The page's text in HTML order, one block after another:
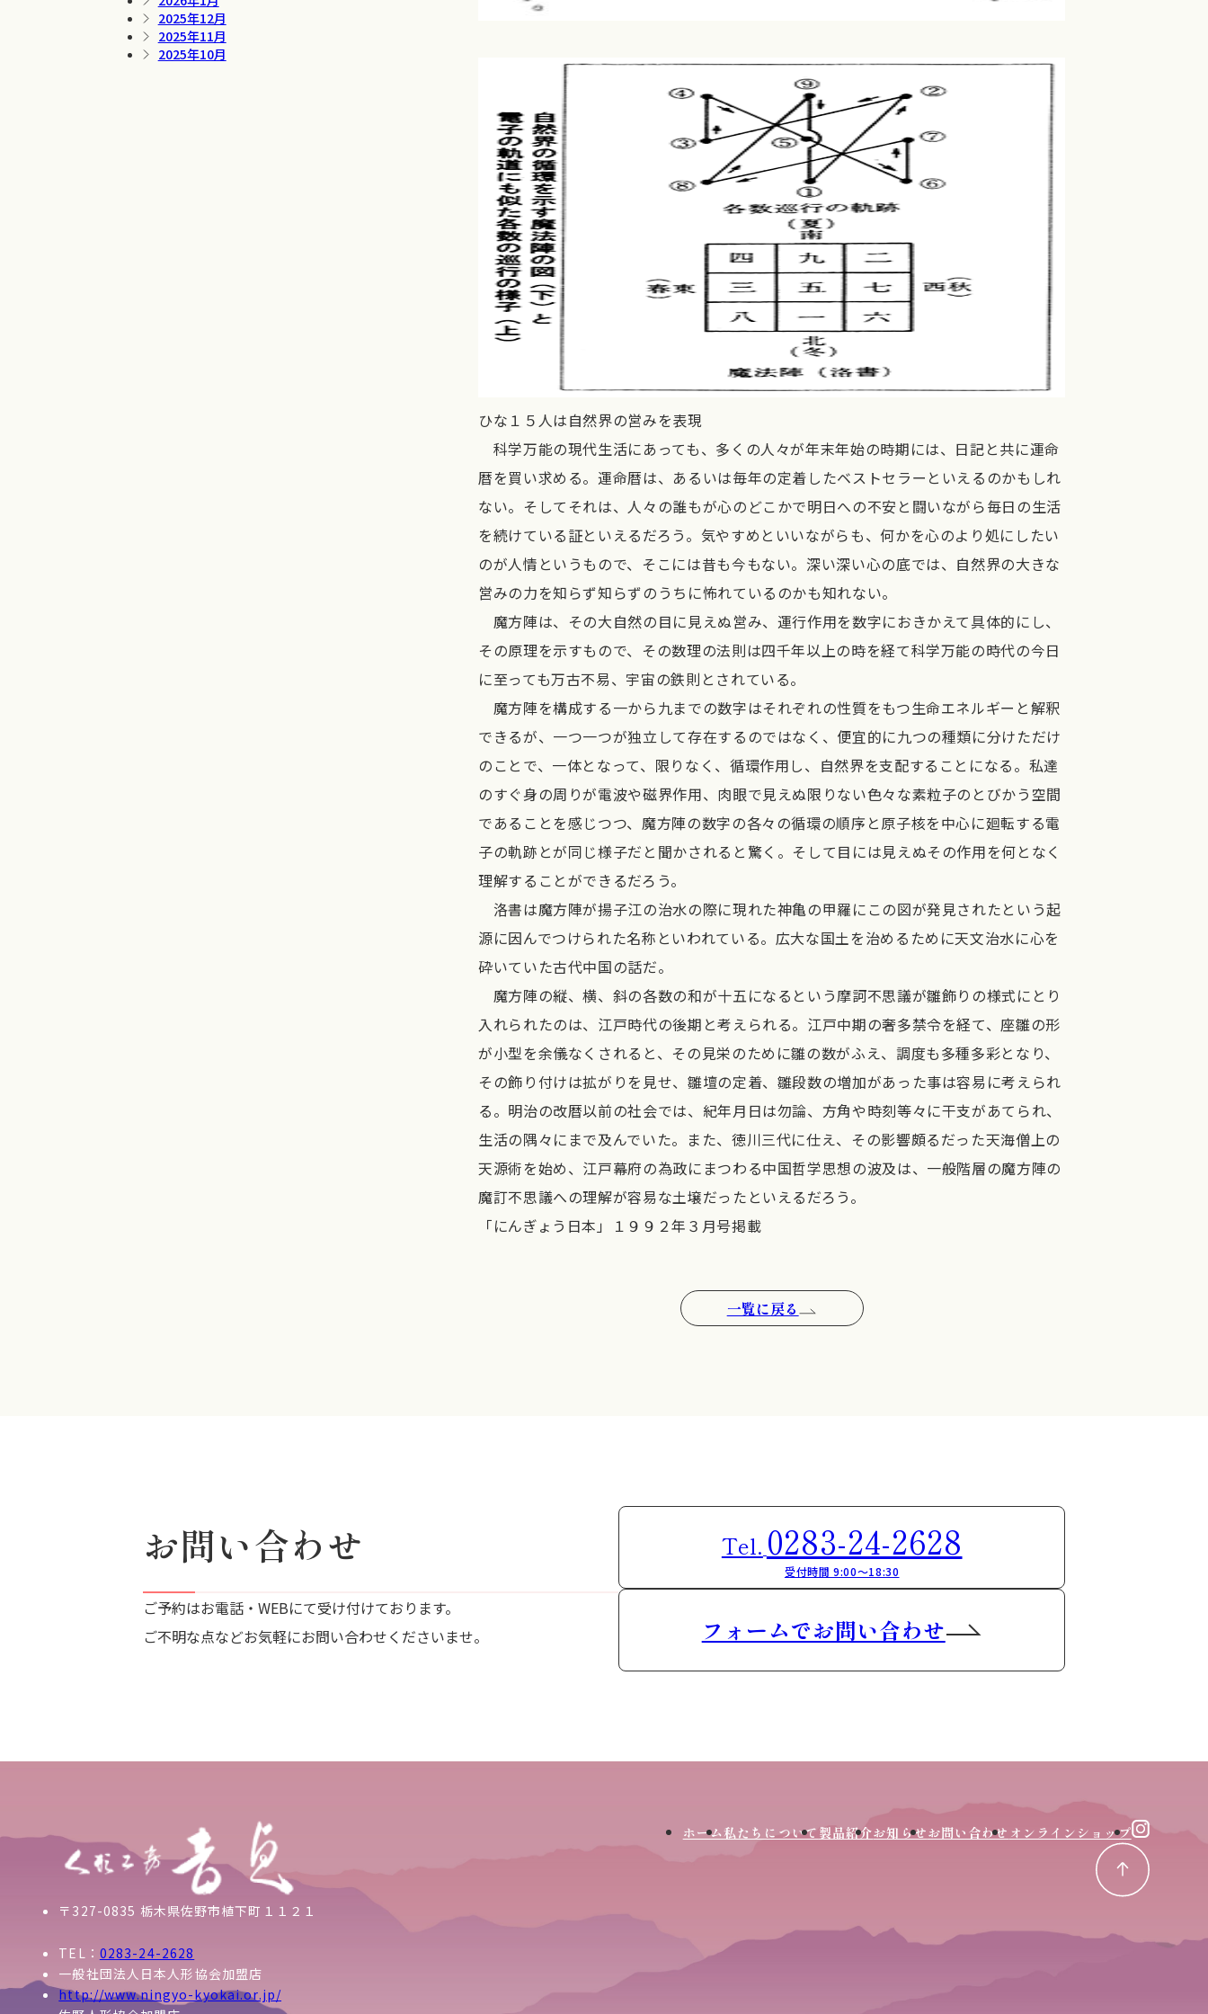
2025年12月
2025年11月
2025年10月
ひな１５人は自然界の営みを表現
科学万能の現代生活にあっても、多くの人々が年末年始の時期には、日記と共に運命
暦を買い求める。運命暦は、あるいは毎年の定着したベストセラーといえるのかもしれ
ない。そしてそれは、人々の誰もが心のどこかで明日への不安と闘いながら毎日の生活
を続けている証といえるだろう。気やすめといいながらも、何かを心のより処にしたい
のが人情というもので、そこには昔も今もない。深い深い心の底では、自然界の大きな
営みの力を知らず知らずのうちに怖れているのかも知れない。
魔方陣は、その大自然の目に見えぬ営み、運行作用を数字におきかえて具体的にし、
その原理を示すもので、その数理の法則は四千年以上の時を経て科学万能の時代の今日
に至っても万古不易、宇宙の鉄則とされている。
魔方陣を構成する一から九までの数字はそれぞれの性質をもつ生命エネルギーと解釈
できるが、一つ一つが独立して存在するのではなく、便宜的に九つの種類に分けただけ
のことで、一体となって、限りなく、循環作用し、自然界を支配することになる。私達
のすぐ身の周りが電波や磁界作用、肉眼で見えぬ限りない色々な素粒子のとびかう空間
であることを感じつつ、魔方陣の数字の各々の循環の順序と原子核を中心に廻転する電
子の軌跡とが同じ様子だと聞かされると驚く。そして目には見えぬその作用を何となく
理解することができるだろう。
洛書は魔方陣が揚子江の治水の際に現れた神亀の甲羅にこの図が発見されたという起
源に因んでつけられた名称といわれている。広大な国土を治めるために天文治水に心を
砕いていた古代中国の話だ。
魔方陣の縦、横、斜の各数の和が十五になるという摩訶不思議が雛飾りの様式にとり
入れられたのは、江戸時代の後期と考えられる。江戸中期の奢多禁令を経て、座雛の形
が小型を余儀なくされると、その見栄のために雛の数がふえ、調度も多種多彩となり、
その飾り付けは拡がりを見せ、雛壇の定着、雛段数の増加があった事は容易に考えられ
る。明治の改暦以前の社会では、紀年月日は勿論、方角や時刻等々に干支があてられ、
生活の隅々にまで及んでいた。また、徳川三代に仕え、その影響頗るだった天海僧上の
天源術を始め、江戸幕府の為政にまつわる中国哲学思想の波及は、一般階層の魔方陣の
魔訂不思議への理解が容易な土壌だったといえるだろう。
「にんぎょう日本」１９９２年３月号掲載
一覧に戻る
お問い合わせ
ご予約はお電話・WEBにて受け付けております。
ご不明な点などお気軽にお問い合わせくださいませ。
Tel. 0283-24-2628
受付時間 9:00～18:30
フォームでお問い合わせ
〒327-0835 栃木県佐野市植下町１１２１
TEL： 0283-24-2628
一般社団法人日本人形協会加盟店
http://www.ningyo-kyokai.or.jp/
ホーム私たちについて 製品紹介お知らせお問い合わせ オンラインショップ